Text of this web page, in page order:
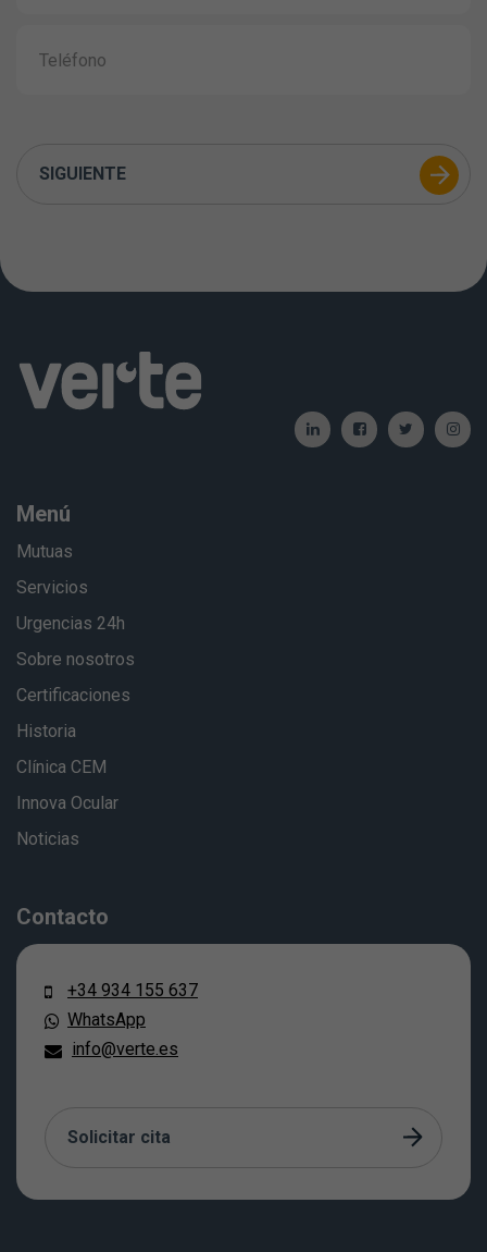
SIGUIENTE
Menú
Mutuas
Servicios
Urgencias 24h
Sobre nosotros
Certificaciones
Historia
Clínica CEM
Innova Ocular
Noticias
Contacto
+34 934 155 637
WhatsApp
info@verte.es
Solicitar cita